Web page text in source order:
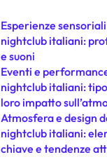
Esperienze
nightclub italiani:
e suoni
Eventi e
nightclub italiani:
loro impatto
Atmosfera e design
nightclub italiani:
chiave e tendenze